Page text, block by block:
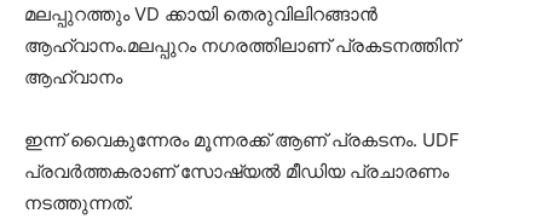
മലപ്പുറത്തും VD ക്കായി തെരുവിലിറങ്ങാൻ
ആഹ്വാനം.മലപ്പുറം നഗരത്തിലാണ് പ്രകടനത്തിന്
ആഹ്വാനം
ഇന്ന് വൈകുന്നേരം മൂന്നരക്ക് ആണ് പ്രകടനം. UDF
പ്രവർത്തകരാണ് സോഷ്യൽ മീഡിയ പ്രചാരണം
നടത്തുന്നത്.